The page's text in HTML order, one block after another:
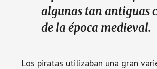
algunas tan antiguas
de la época medieval.
Los piratas utilizaban una gran